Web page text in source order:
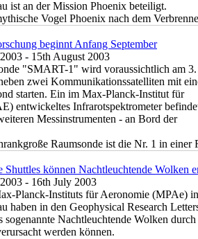
ist an der Mission Phoenix beteiligt.
Vogel Phoenix nach dem
beginnt Anfang September
- 15th August 2003
"SMART-1" wird voraussichtlich am 3.
zwei Kommunikationssatelliten mit
starten. Ein im Max-Planck-Institut für
entwickeltes Infrarotspektrometer
Messinstrumenten - an Bord der
Raumsonde ist die Nr. 1 in einer
Shuttles können Nachtleuchtende Wolken
- 16th July 2003
Planck-Instituts für Aeronomie (MPAe) in
haben in den Geophysical Research
sogenannte Nachtleuchtende Wolken durch
werden können.